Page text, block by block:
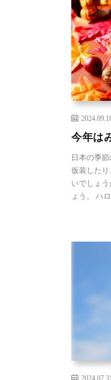
今年は
日本の季
仮装した
いでしょ
ょう。 ハ
2024.07.31